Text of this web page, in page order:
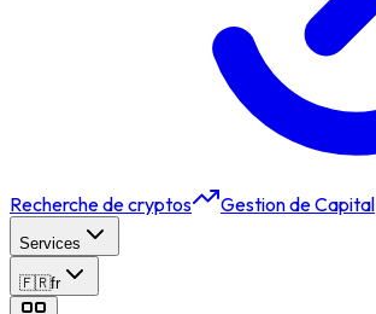
Recherche de cryptos Gestion de Capital
Services
🇫🇷fr